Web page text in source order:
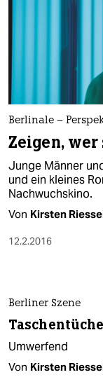
berlin
nord
wahrheit
verlag
unterstützen
abo
Berlinale –
Zeigen, wer
Junge Männer
und ein kleines
Nachwuchskino.
Von Kirsten
12.2.2016
Berliner Szene
Umwerfend
Von Kirsten